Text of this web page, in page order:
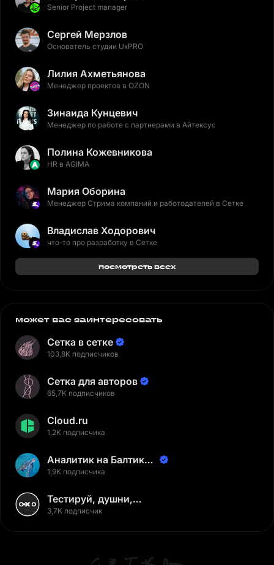
Senior Project manager
Сергей Мерзлов
Основатель студии UxPRO
Лилия Ахметьянова
Менеджер проектов в OZON
Зинаида Кунцевич
Менеджер по работе с партнерами в Айтексус
Полина Кожевникова
HR в AGIMA
Мария Оборина
Менеджер Стрима компаний и работодателей в Сетке
Владислав Ходорович
что-то про разработку в Сетке
посмотреть всех
может вас заинтересовать
Сетка в сетке
103,8K подписчиков
Сетка для авторов
65,7K подписчиков
Cloud.ru
1,2K подписчика
Аналитик на Балтике |
Неверов Станислав
1,9K подписчика
Тестируй, душни,
наслаждайся
3,7K подписчик